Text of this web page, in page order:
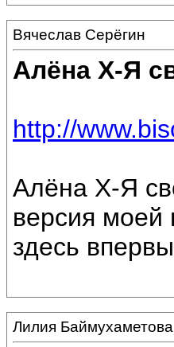
Вячеслав Серёгин
Алёна Х-Я
http://
Алёна Х-Я
версия моей
здесь
Лилия Баймухаметова